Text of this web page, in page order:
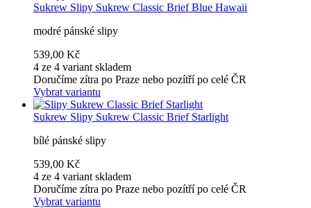
Sukrew Slipy Sukrew Classic Brief Blue Hawaii
modré pánské slipy
539,00 Kč
4 ze 4 variant skladem
Doručíme zítra po Praze nebo pozítří po celé ČR
Vybrat variantu
Sukrew Slipy Sukrew Classic Brief Starlight
bílé pánské slipy
539,00 Kč
4 ze 4 variant skladem
Doručíme zítra po Praze nebo pozítří po celé ČR
Vybrat variantu